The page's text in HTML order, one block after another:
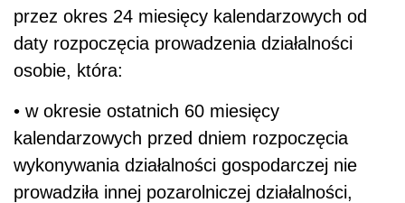
przez okres 24 miesięcy kalendarzowych od
daty rozpoczęcia prowadzenia działalności
osobie, która:
• w okresie ostatnich 60 miesięcy
kalendarzowych przed dniem rozpoczęcia
wykonywania działalności gospodarczej nie
prowadziła innej pozarolniczej działalności,